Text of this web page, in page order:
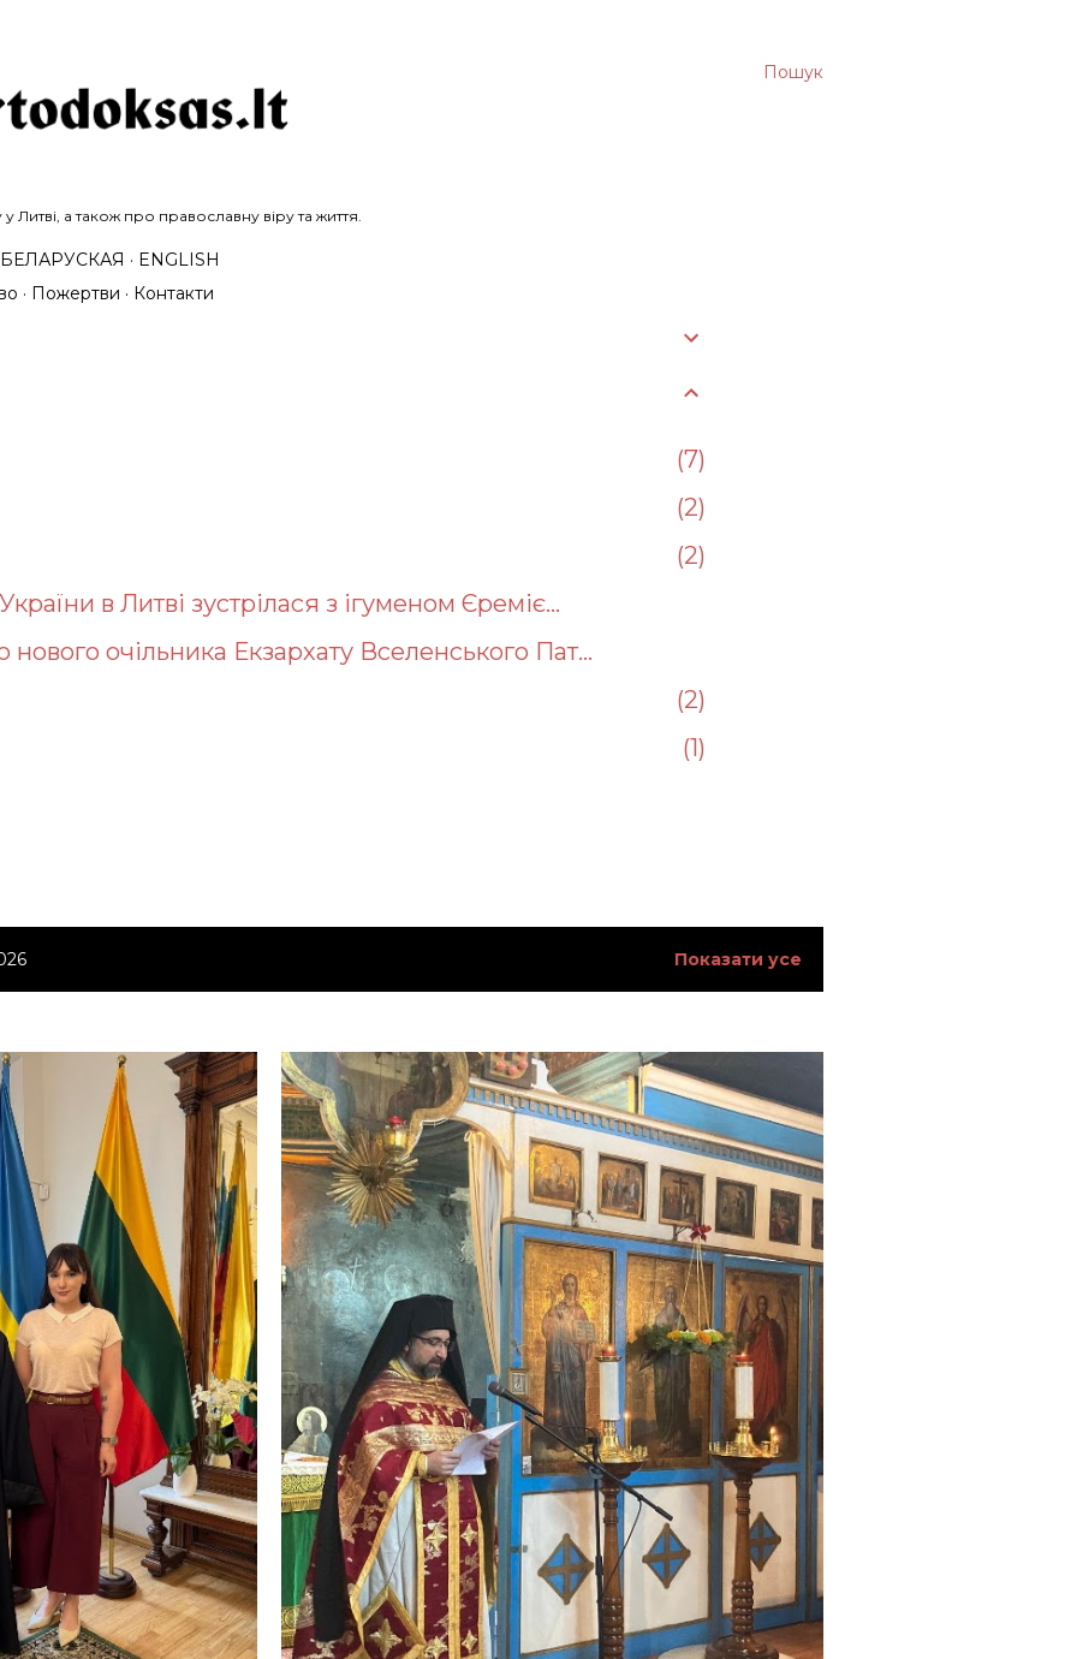
Пошук
а також про православну віру та життя.
БЕЛАРУСКАЯ
ENGLISH
Пожертви Контакти
7
2
2
в Литві зустрілася з ігуменом Єреміє...
очільника Екзархату Вселенського Пат...
2
1
1
4
7
2
32
4
5
4
3
3
2
4
2
1
Показати усе